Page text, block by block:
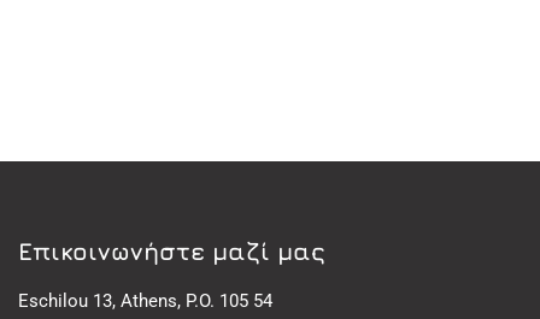
Eπικοινωνήστε μαζί μας
Eschilou 13, Athens, P.O. 105 54